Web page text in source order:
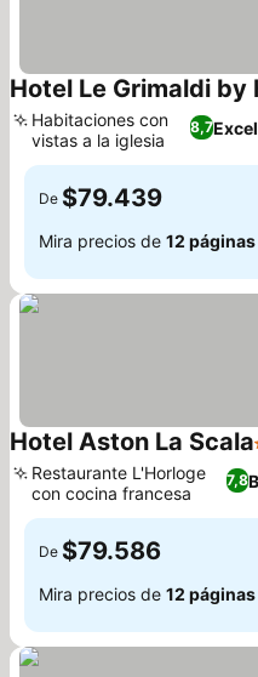
Hotel Le Grimaldi
8,7
Habitaciones con
vistas a la iglesia
De $79.439
Mira precios de 12 páginas
Hotel Aston La Scala
7,8
Restaurante L'Horloge
con cocina francesa
De $79.586
Mira precios de 12 páginas